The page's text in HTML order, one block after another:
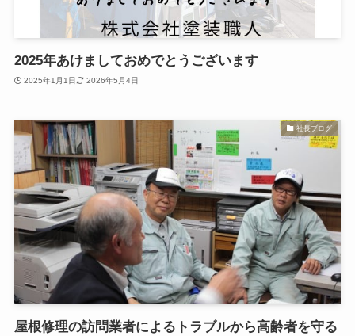
2025年あけましておめでとうございます
2025年1月1日 2026年5月4日
社長ブログ
屋根修理の訪問業者によるトラブルから高齢者を守る